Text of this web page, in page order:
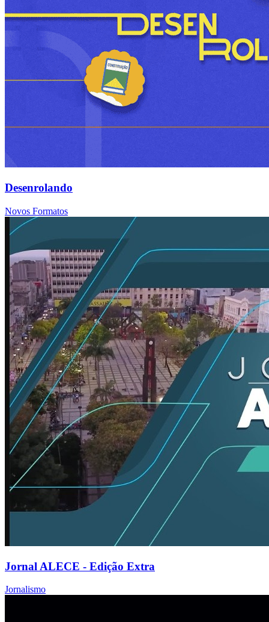
Desenrolando
Novos Formatos
Jornal ALECE - Edição Extra
Jornalismo